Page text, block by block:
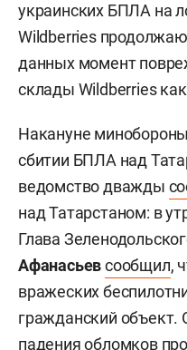
украинских БПЛА на
Wildberries
данных момент
склады Wildberries
Накануне
сбитии БПЛА над
ведомство дважды
над Татарстаном: в
Глава
Афанасьевсообщил,
вражеских
гражданский объект.
падения обломков